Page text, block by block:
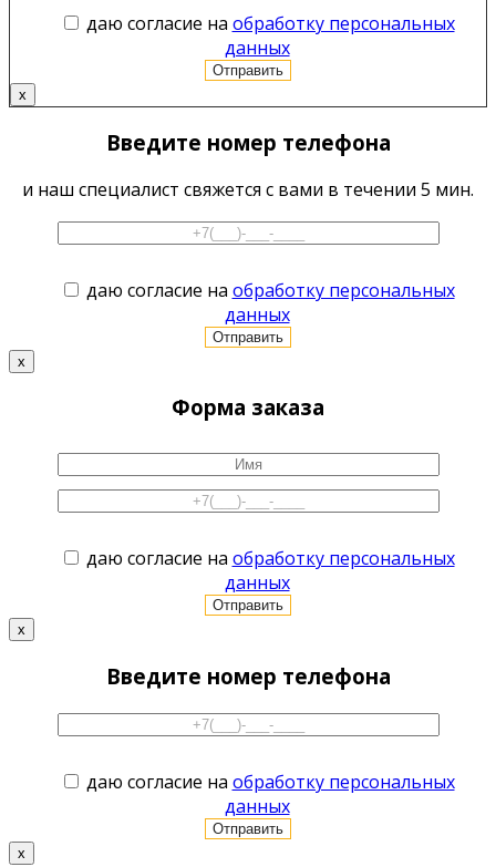
даю согласие на обработку персональных
данных
x
Введите номер телефона
и наш специалист свяжется с вами в течении 5 мин.
даю согласие на обработку персональных
данных
x
Форма заказа
даю согласие на обработку персональных
данных
x
Введите номер телефона
даю согласие на обработку персональных
данных
x